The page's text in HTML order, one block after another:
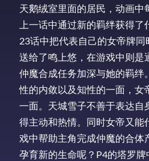
天鹅绒室里面的居民，动画中
上一话中通过新的羁绊获得
23话中把代表自己的女帝牌
送给了鸣上悠，在游戏中则是
仲魔合成任务加深与她的羁绊
性的内敛以及知性的一面，女
一面。天城雪子不善于表达自
得主动和热情。同时女帝又能
戏中帮助主角完成仲魔的合体
孕育新的生命呢？P4的塔罗